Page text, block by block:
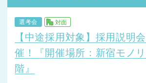
選考会 対面
【中途採用対象】採用説明
催！『開催場所：新宿モノ
階』